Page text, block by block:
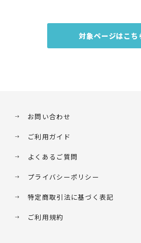
対象ページはこち
お問い合わせ
ご利用ガイド
よくあるご質問
プライバシーポリシー
特定商取引法に基づく表記
ご利用規約